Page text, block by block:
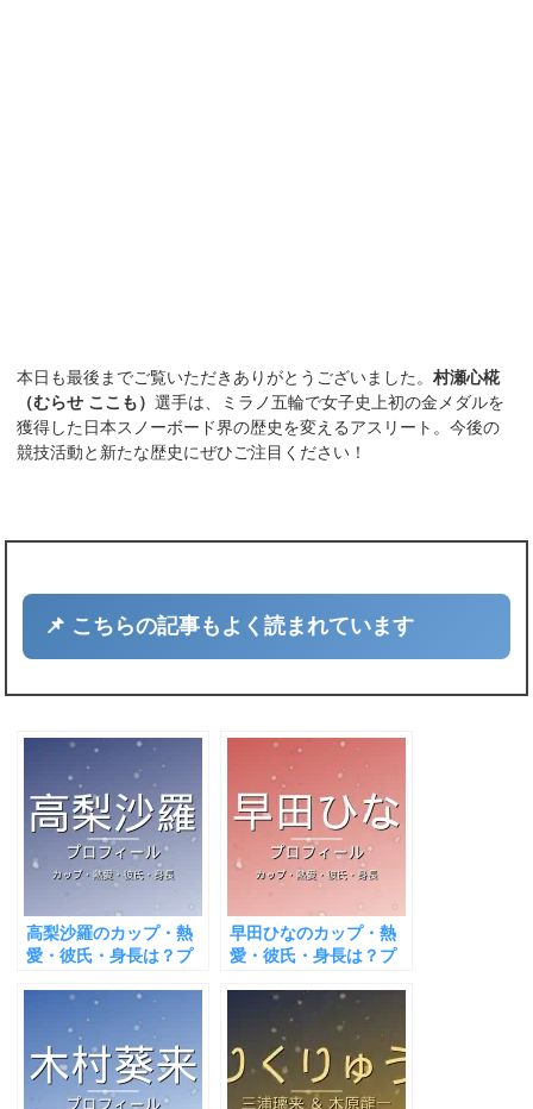
本日も最後までご覧いただきありがとうございました。村瀬心椛
（むらせ ここも）選手は、ミラノ五輪で女子史上初の金メダルを
獲得した日本スノーボード界の歴史を変えるアスリート。今後の
競技活動と新たな歴史にぜひご注目ください！
📌 こちらの記事もよく読まれています
高梨沙羅のカップ・熱
愛・彼氏・身長は？プ
早田ひなのカップ・熱
愛・彼氏・身長は？プ